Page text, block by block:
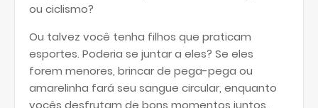
ou ciclismo?
Ou talvez você tenha filhos que praticam
esportes. Poderia se juntar a eles? Se eles
forem menores, brincar de pega-pega ou
amarelinha fará seu sangue circular, enquanto
vocês desfrutam de bons momentos juntos.